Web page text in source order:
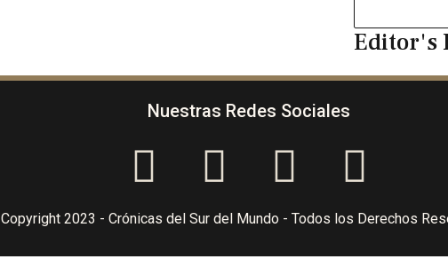
Editor's
Nuestras Redes Sociales
Copyright 2023 - Crónicas del Sur del Mundo - Todos los Derechos